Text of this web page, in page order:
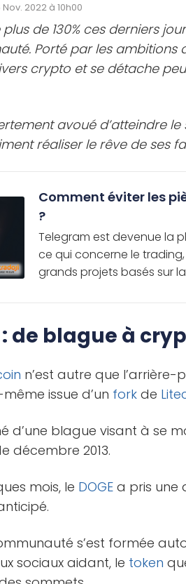
Nov. 2022 à 10h00
de 130% ces derniers
Porté par les ambitions
crypto et se détache
avoué d’atteindre
réaliser le rêve de ses
Comment éviter les
?
Telegram est devenue la
ce qui concerne le
grands projets basés sur
: de blague à
n’est autre que l’arrière-
issue d’un fork de
d’une blague visant à se
décembre 2013.
mois, le DOGE a pris une
s’est formée
sociaux aidant, le token